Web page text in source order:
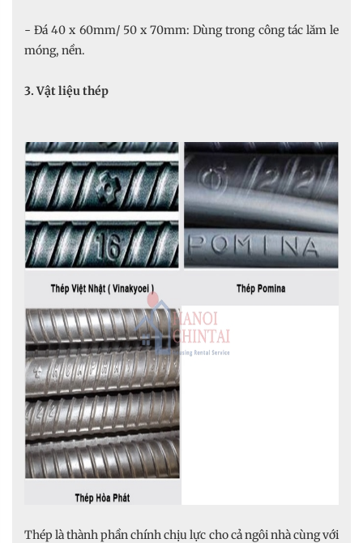
- Đá 40 x 60mm/ 50 x 70mm: Dùng trong công tác lăm le
móng, nền.
3. Vật liệu thép
Thép là thành phần chính chịu lực cho cả ngôi nhà cùng với